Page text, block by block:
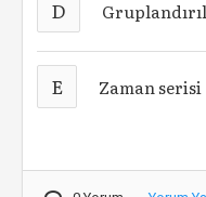
D
E Zaman serisi